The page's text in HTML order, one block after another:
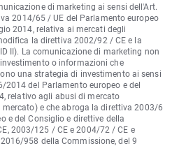
di marketing ai sensi dell'Art.
2014/65 / UE del Parlamento europeo
2014, relativa ai mercati degli
la direttiva 2002/92 / CE e la
II). La comunicazione di marketing non
o informazioni che
una strategia di investimento ai sensi
2014 del Parlamento europeo e del
relativo agli abusi di mercato
e che abroga la direttiva 2003/6
e del Consiglio e direttive della
2003/125 / CE e 2004/72 / CE e
958 della Commissione, del 9